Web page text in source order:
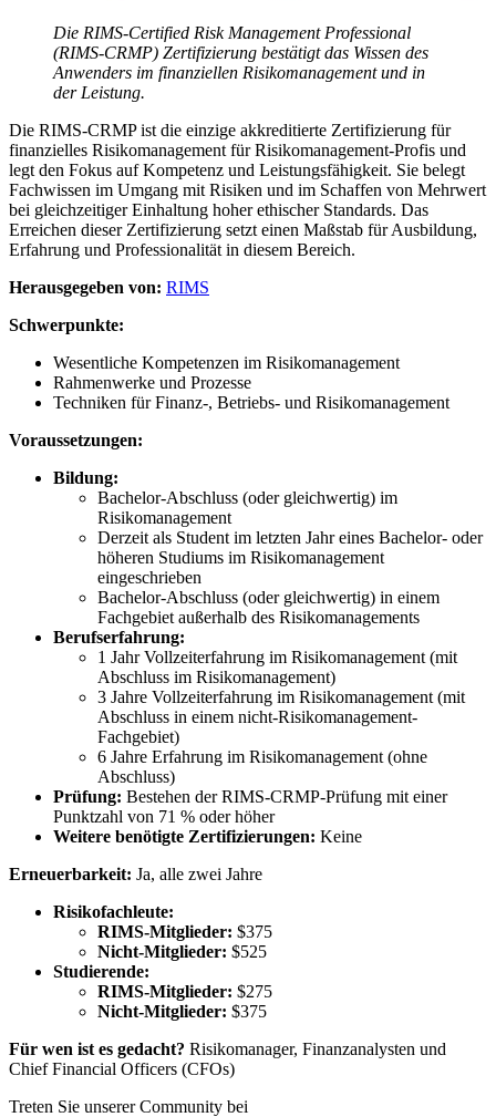
Die RIMS-Certified Risk Management Professional
(RIMS-CRMP) Zertifizierung bestätigt das Wissen des
Anwenders im finanziellen Risikomanagement und in
der Leistung.
Die RIMS-CRMP ist die einzige akkreditierte Zertifizierung für
finanzielles Risikomanagement für Risikomanagement-Profis und
legt den Fokus auf Kompetenz und Leistungsfähigkeit. Sie belegt
Fachwissen im Umgang mit Risiken und im Schaffen von Mehrwert
bei gleichzeitiger Einhaltung hoher ethischer Standards. Das
Erreichen dieser Zertifizierung setzt einen Maßstab für Ausbildung,
Erfahrung und Professionalität in diesem Bereich.
Herausgegeben von: RIMS
Schwerpunkte:
Wesentliche Kompetenzen im Risikomanagement
Rahmenwerke und Prozesse
Techniken für Finanz-, Betriebs- und Risikomanagement
Voraussetzungen:
Bildung:
Bachelor-Abschluss (oder gleichwertig) im
Risikomanagement
Derzeit als Student im letzten Jahr eines Bachelor- oder
höheren Studiums im Risikomanagement
eingeschrieben
Bachelor-Abschluss (oder gleichwertig) in einem
Fachgebiet außerhalb des Risikomanagements
Berufserfahrung:
1 Jahr Vollzeiterfahrung im Risikomanagement (mit
Abschluss im Risikomanagement)
3 Jahre Vollzeiterfahrung im Risikomanagement (mit
Abschluss in einem nicht-Risikomanagement-
Fachgebiet)
6 Jahre Erfahrung im Risikomanagement (ohne
Abschluss)
Prüfung: Bestehen der RIMS-CRMP-Prüfung mit einer
Punktzahl von 71 % oder höher
Weitere benötigte Zertifizierungen: Keine
Erneuerbarkeit: Ja, alle zwei Jahre
Risikofachleute:
RIMS-Mitglieder: $375
Nicht-Mitglieder: $525
Studierende:
RIMS-Mitglieder: $275
Nicht-Mitglieder: $375
Für wen ist es gedacht? Risikomanager, Finanzanalysten und
Chief Financial Officers (CFOs)
Treten Sie unserer Community bei